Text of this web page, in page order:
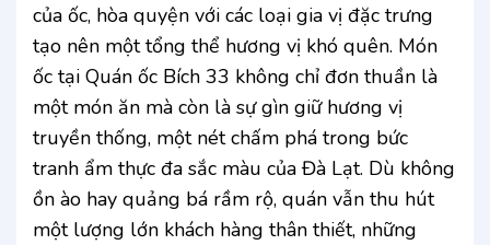
của ốc, hòa quyện với các loại gia vị đặc trưng
tạo nên một tổng thể hương vị khó quên. Món
ốc tại Quán ốc Bích 33 không chỉ đơn thuần là
một món ăn mà còn là sự gìn giữ hương vị
truyền thống, một nét chấm phá trong bức
tranh ẩm thực đa sắc màu của Đà Lạt. Dù không
ồn ào hay quảng bá rầm rộ, quán vẫn thu hút
một lượng lớn khách hàng thân thiết, những